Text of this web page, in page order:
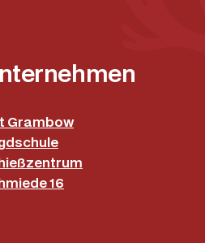
Grambow
16